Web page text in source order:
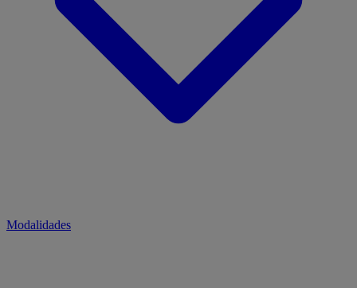
Modalidades